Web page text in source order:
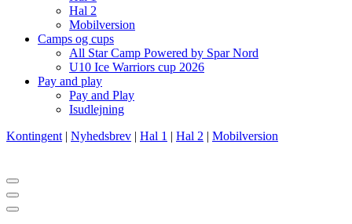
Hal 2
Mobilversion
Camps og cups
All Star Camp Powered by Spar Nord
U10 Ice Warriors cup 2026
Pay and play
Pay and Play
Isudlejning
Kontingent | Nyhedsbrev | Hal 1 | Hal 2 | Mobilversion
Navigation
menu
Navigation
menu